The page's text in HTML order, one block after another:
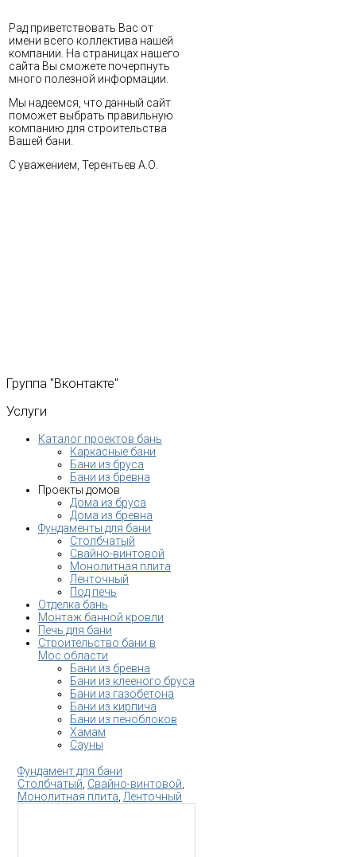
Рад приветствовать Вас от
имени всего коллектива нашей
компании. На страницах нашего
сайта Вы сможете почерпнуть
много полезной информации.
Мы надеемся, что данный сайт
поможет выбрать правильную
компанию для строительства
Вашей бани.
С уважением, Терентьев А.О.
Группа "Вконтакте"
Услуги
Каталог проектов бань
Каркасные бани
Бани из бруса
Бани из бревна
Проекты домов
Дома из бруса
Дома из бревна
Фундаменты для бани
Столбчатый
Свайно-винтовой
Монолитная плита
Ленточный
Под печь
Отделка бань
Монтаж банной кровли
Печь для бани
Строительство бани в
Мос.области
Бани из бревна
Бани из клееного бруса
Бани из газобетона
Бани из кирпича
Бани из пеноблоков
Хамам
Сауны
Фундамент для бани
Столбчатый Свайно-винтовой
Монолитная плита Ленточный